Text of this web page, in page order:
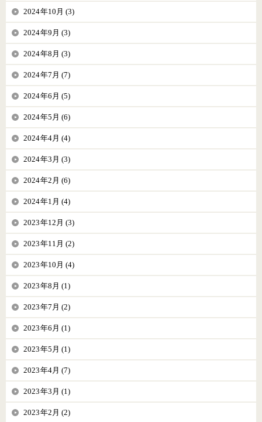
2024年10月 (3)
2024年9月 (3)
2024年8月 (3)
2024年7月 (7)
2024年6月 (5)
2024年5月 (6)
2024年4月 (4)
2024年3月 (3)
2024年2月 (6)
2024年1月 (4)
2023年12月 (3)
2023年11月 (2)
2023年10月 (4)
2023年8月 (1)
2023年7月 (2)
2023年6月 (1)
2023年5月 (1)
2023年4月 (7)
2023年3月 (1)
2023年2月 (2)